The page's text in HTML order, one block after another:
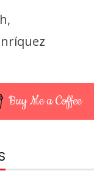
Buy Me a Coffee